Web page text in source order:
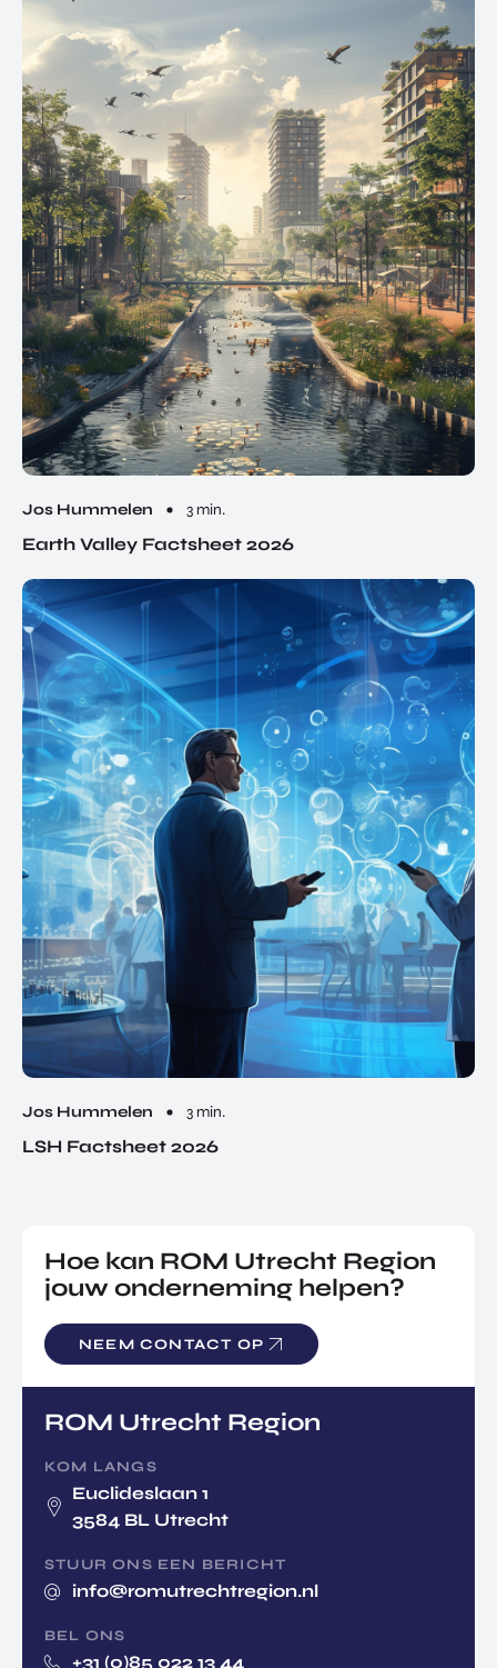
Jos Hummelen 3 min.
Earth Valley Factsheet 2026
Jos Hummelen 3 min.
LSH Factsheet 2026
Hoe kan ROM Utrecht Region
jouw onderneming helpen?
NEEM CONTACT OP
ROM Utrecht Region
KOM LANGS
Euclideslaan 1
3584 BL Utrecht
STUUR ONS EEN BERICHT
info@romutrechtregion.nl
BEL ONS
+31 (0)85 022 13 44